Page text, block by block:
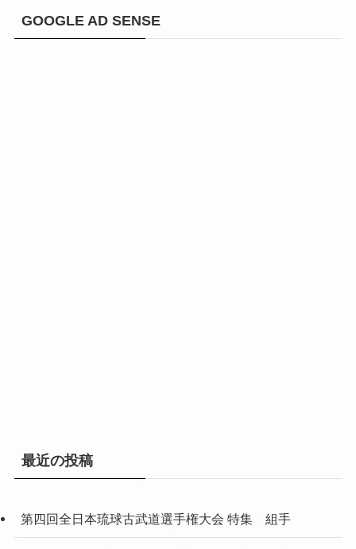
GOOGLE AD SENSE
最近の投稿
第四回全日本琉球古武道選手権大会 特集 組手